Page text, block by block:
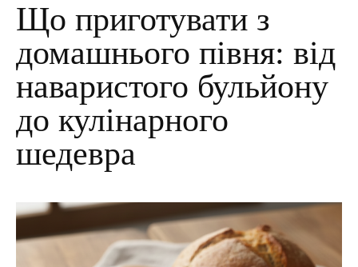
Що приготувати з
домашнього півня: від
наваристого бульйону
до кулінарного
шедевра